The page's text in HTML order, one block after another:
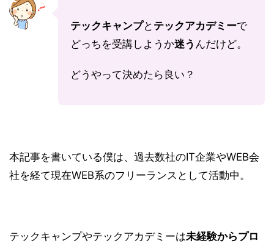
テックキャンプと テックアカデミーで
どっちを受講しようか迷う んだけど。
どうやって決めたら良い？
本記事を書いている僕は、過去数社のIT企業やWEB会
社を経て現在WEB系のフリーランスとして活動中。
テックキャンプやテックアカデミーは未経験からプロ